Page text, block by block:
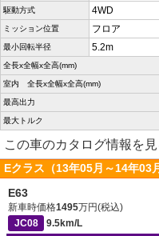
駆動方式 4WD
ミッション位置 フロア
最小回転半径 5.2m
全長x全幅x全高(mm)
室内 全長x全幅x全高(mm)
最高出力
最大トルク
この車のカタログ情報を見
Eクラス（13年05月～14年03
E63
新車時価格1495万円(税込)
JC08
9.5km/L